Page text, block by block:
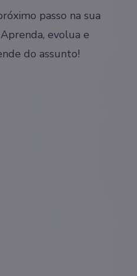
passo na sua
evolua e
do assunto!